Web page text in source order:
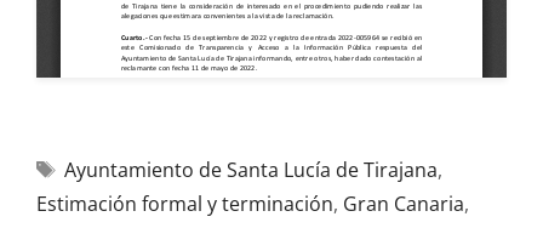
Ayuntamiento de Santa Lucía de Tirajana,
Estimación formal y terminación, Gran Canaria,